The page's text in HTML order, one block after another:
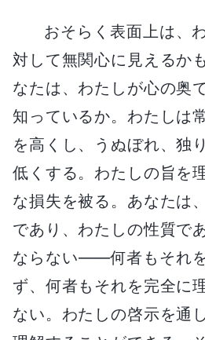
おそらく表面上は、
対して無関心に見えるか
なたは、わたしが心の奥
知っているか。わたしは
を高くし、うぬぼれ、独
低くする。わたしの旨を
な損失を被る。あなたは
であり、わたしの性質で
ならない――何者もそれ
ず、何者もそれを完全に
ない。わたしの啓示を通